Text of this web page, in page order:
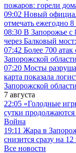
пожаров: горели
09:02 Новый
отмечать ежегодно 8
08:30 В Запорожье с
через Балковый
07:42 Более 700
Запорожской
07:20 Мосты
карта показала
Запорожской области
7 августа
22:05 «Голодные
сутки
Война
19:11 Жара в
снизится сразу на 12
Все новости